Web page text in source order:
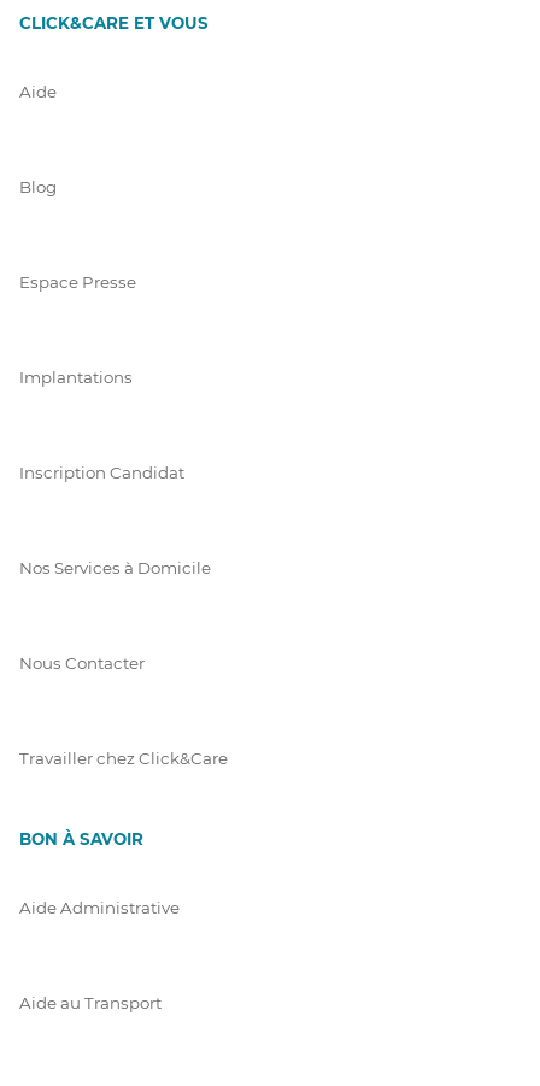
CLICK&CARE ET VOUS
Aide
Blog
Espace Presse
Implantations
Inscription Candidat
Nos Services à Domicile
Nous Contacter
Travailler chez Click&Care
BON À SAVOIR
Aide Administrative
Aide au Transport